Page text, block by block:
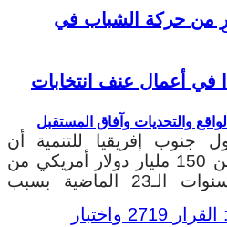
والتحديات وآفاق المستقبل
9 عناصر من حركة الشباب في
في أعمال عنف انتخابات
جنوب إفريقيا للتنمية أن
“زيمبابوي خسرت أكثر من 150 مليار دولار أمريكي من
العائدات على مدى السنوات الـ23 الماضية بسبب